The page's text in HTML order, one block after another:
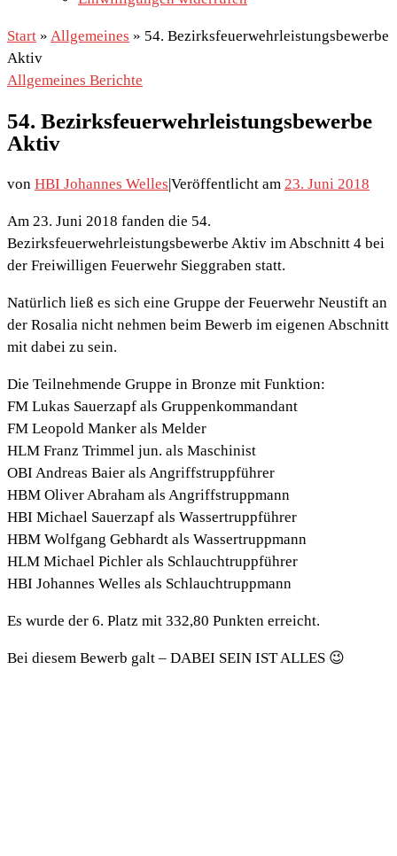
Start » Allgemeines » 54. Bezirksfeuerwehrleistungsbewerbe
Aktiv
Allgemeines Berichte
54. Bezirksfeuerwehrleistungsbewerbe
Aktiv
von HBI Johannes Welles|Veröffentlicht am 23. Juni 2018
Am 23. Juni 2018 fanden die 54.
Bezirksfeuerwehrleistungsbewerbe Aktiv im Abschnitt 4 bei
der Freiwilligen Feuerwehr Sieggraben statt.
Natürlich ließ es sich eine Gruppe der Feuerwehr Neustift an
der Rosalia nicht nehmen beim Bewerb im eigenen Abschnitt
mit dabei zu sein.
Die Teilnehmende Gruppe in Bronze mit Funktion:
FM Lukas Sauerzapf als Gruppenkommandant
FM Leopold Manker als Melder
HLM Franz Trimmel jun. als Maschinist
OBI Andreas Baier als Angriffstruppführer
HBM Oliver Abraham als Angriffstruppmann
HBI Michael Sauerzapf als Wassertruppführer
HBM Wolfgang Gebhardt als Wassertruppmann
HLM Michael Pichler als Schlauchtruppführer
HBI Johannes Welles als Schlauchtruppmann
Es wurde der 6. Platz mit 332,80 Punkten erreicht.
Bei diesem Bewerb galt – DABEI SEIN IST ALLES 😉